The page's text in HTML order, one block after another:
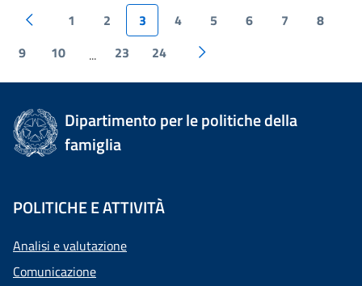
1 2 3 4 5 6 7
8
9
10 ... 23 24
Dipartimento per le politiche della
famiglia
POLITICHE E ATTIVITÀ
Analisi e valutazione
Comunicazione